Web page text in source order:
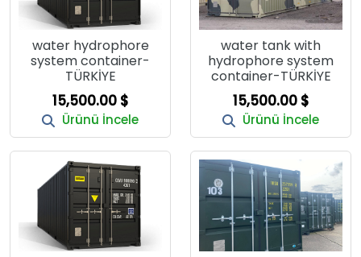
water hydrophore
system container-
TÜRKİYE
15,500.00 $
Ürünü İncele
water tank with
hydrophore system
container-TÜRKİYE
15,500.00 $
Ürünü İncele